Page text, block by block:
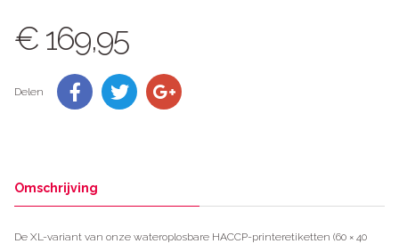
€ 169,95
Delen
Omschrijving
De XL-variant van onze wateroplosbare HACCP-printeretiketten (60 × 40